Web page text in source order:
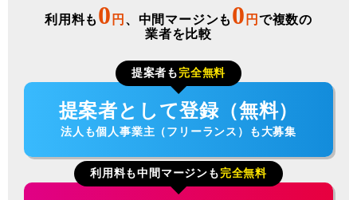
利用料も 0 円 、中間マージンも 0 円 で複数の
業者を比較
提案者も 完全無料
提案者として登録（無料）
法人も個人事業主（フリーランス）も大募集
利用料も中間マージンも 完全無料